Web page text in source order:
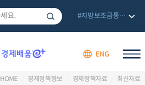
ENG
#지방보조금통합관리망
HOME 경제정책정보 경제정책자료 최신자료